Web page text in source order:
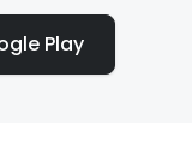
Play